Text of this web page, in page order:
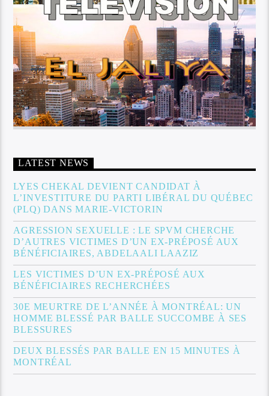
LATEST NEWS
LYES CHEKAL DEVIENT CANDIDAT À
L’INVESTITURE DU PARTI LIBÉRAL DU QUÉBEC
(PLQ) DANS MARIE-VICTORIN
AGRESSION SEXUELLE : LE SPVM CHERCHE
D’AUTRES VICTIMES D’UN EX-PRÉPOSÉ AUX
BÉNÉFICIAIRES, ABDELAALI LAAZIZ
LES VICTIMES D’UN EX-PRÉPOSÉ AUX
BÉNÉFICIAIRES RECHERCHÉES
30E MEURTRE DE L’ANNÉE À MONTRÉAL: UN
HOMME BLESSÉ PAR BALLE SUCCOMBE À SES
BLESSURES
DEUX BLESSÉS PAR BALLE EN 15 MINUTES À
MONTRÉAL